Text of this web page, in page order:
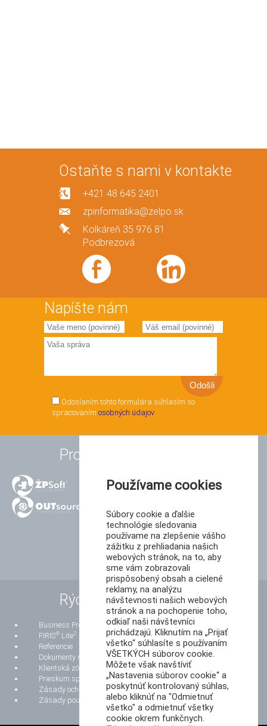
Ostaňte s nami v kontakte
+421 48 645 2401
zpinformatika@zelpo.sk
Kolkáreň 35 976 81
Podbrezová
Napíšte nám
Odoslaním tohto formulára súhlasím so
spracovaním osobných údajov
Produkty a služby
Rýchle odkazy
Business Process Reengineering
FIRIS® Lite2
Referencie
Dokumenty na stiahnutie
Klientská zóna
Prieskum spokojnosti zákazníkov
Zásady ochrany osobných údajov
Zásady používania súborov cookie
Používame cookies
Súbory cookie a ďalšie
technológie sledovania
používame na zlepšenie vášho
zážitku z prehliadania našich
webových stránok, na to, aby
sme vám zobrazovali
prispôsobený obsah a cielené
reklamy, na analýzu
návštevnosti našich webových
stránok a na pochopenie toho,
odkiaľ naši návštevníci
prichádzajú. Kliknutím na „Prijať
všetko“ súhlasíte s používaním
VŠETKÝCH súborov cookie.
Môžete však navštíviť
„Nastavenia súborov cookie“ a
poskytnúť kontrolovaný súhlas,
alebo kliknúť na "Odmietnuť
všetko" a odmietnuť všetky
cookie okrem funkčnych.